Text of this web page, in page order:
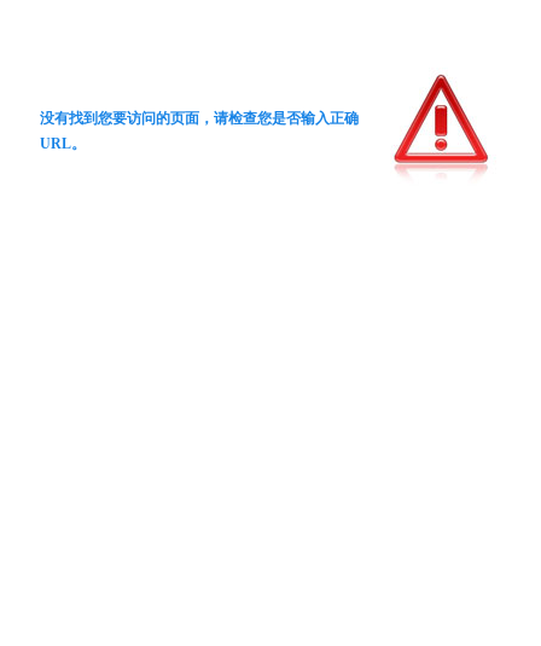
没有找到您要访问的页面，请检查您是否输入正确
URL。